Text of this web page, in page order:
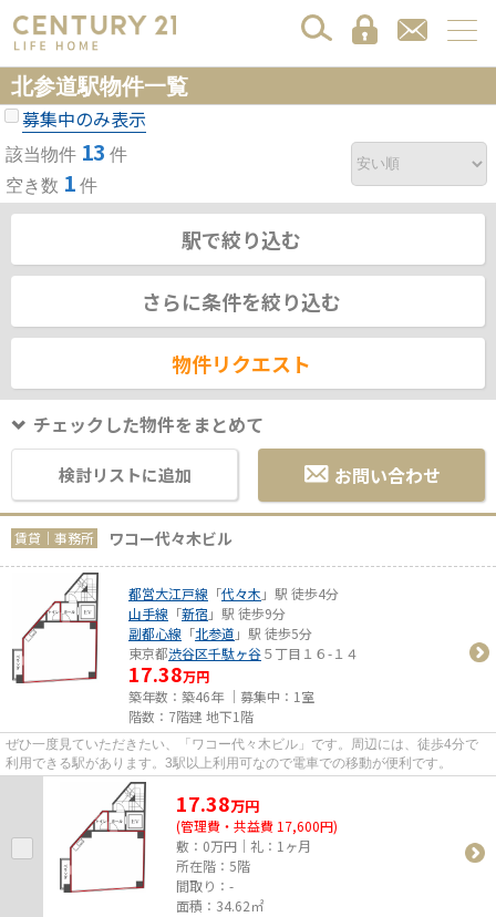
北参道駅物件一覧
募集中のみ表示
該当物件 13 件
空き数 1 件
駅で絞り込む
さらに条件を絞り込む
物件リクエスト
チェックした物件をまとめて
検討リストに追加 お問い合わせ
賃貸｜事務所 ワコー代々木ビル
都営大江戸線 「代々木 」駅 徒歩4分
山手線 「新宿 」駅 徒歩9分
副都心線 「北参道 」駅 徒歩5分
東京都渋谷区千駄ヶ谷５丁目１６-１４
17.38万円
築年数：築46年 ｜募集中： 1室
階数：7階建 地下1階
ぜひ一度見ていただきたい、「ワコー代々木ビル」です。周辺には、徒歩4分で
利用できる駅があります。3駅以上利用可なので電車での移動が便利です。
17.38万円
(管理費・共益費 17,600円)
敷：0万円｜礼：1ヶ月
所在階：5階
間取り：-
面積：34.62㎡